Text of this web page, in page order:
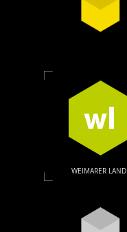
WEIMARER LAND